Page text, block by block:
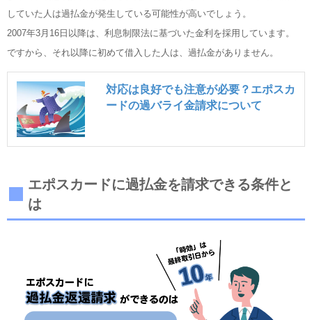
していた人は過払金が発生している可能性が高いでしょう。
2007年3月16日以降は、利息制限法に基づいた金利を採用しています。
ですから、それ以降に初めて借入した人は、過払金がありません。
対応は良好でも注意が必要？エポスカ
ードの過バライ金請求について
エポスカードに過払金を請求できる条件と
は